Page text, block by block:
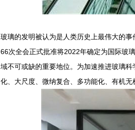
玻璃的发明被认为是人类历史上最伟大的
66次全会正式批准将2022年确定为国际玻
域不可或缺的重要地位。为加速推进玻璃
化、大尺度、微纳复合、多功能化、有机无